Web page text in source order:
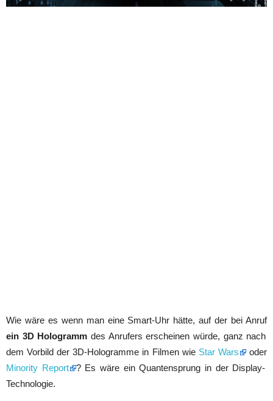
Wie wäre es wenn man eine Smart-Uhr hätte, auf der bei Anruf
ein 3D Hologramm des Anrufers erscheinen würde, ganz nach
dem Vorbild der 3D-Hologramme in Filmen wie Star Wars
oder
Minority Report
? Es wäre ein Quantensprung in der Display-
Technologie.